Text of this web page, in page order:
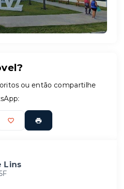
ou então compartilhe
Lins